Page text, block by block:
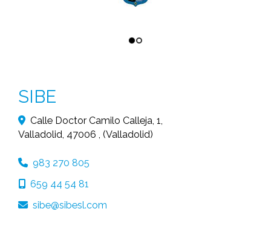
SIBE
Calle Doctor Camilo Calleja, 1,
Valladolid, 47006 , (Valladolid)
983 270 805
659 44 54 81
sibe
sibesl.com